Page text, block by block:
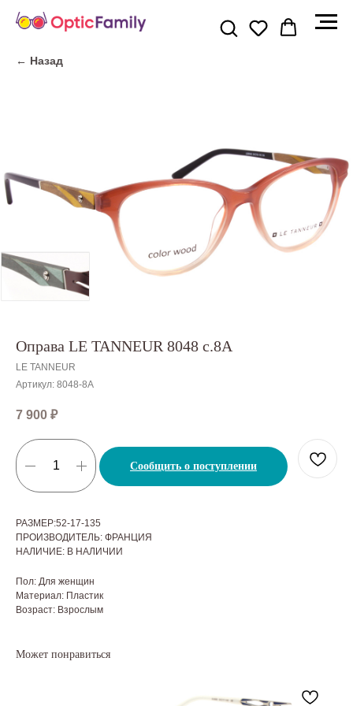
← Назад
Оправа LE TANNEUR 8048 c.8A
LE TANNEUR
Артикул: 8048-8A
7 900 ₽
Сообщить о поступлении
РАЗМЕР:52-17-135
ПРОИЗВОДИТЕЛЬ: ФРАНЦИЯ
НАЛИЧИЕ: В НАЛИЧИИ
Пол: Для женщин
Материал: Пластик
Возраст: Взрослым
Может понравиться